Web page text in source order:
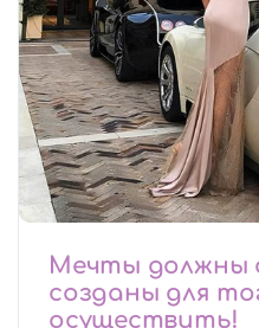
Мечты должны
созданы для
осуществить!